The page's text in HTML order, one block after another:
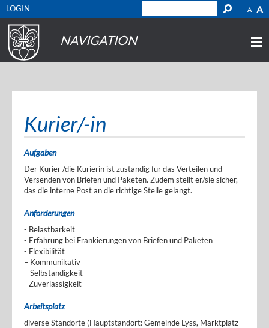
A A
LOGIN
NAVIGATION
Kurier/-in
Aufgaben
Der Kurier /die Kurierin ist zuständig für das Verteilen und
Versenden von Briefen und Paketen. Zudem stellt er/sie sicher,
das die interne Post an die richtige Stelle gelangt.
Anforderungen
- Belastbarkeit
- Erfahrung bei Frankierungen von Briefen und Paketen
- Flexibilität
– Kommunikativ
– Selbständigkeit
- Zuverlässigkeit
Arbeitsplatz
diverse Standorte (Hauptstandort: Gemeinde Lyss, Marktplatz